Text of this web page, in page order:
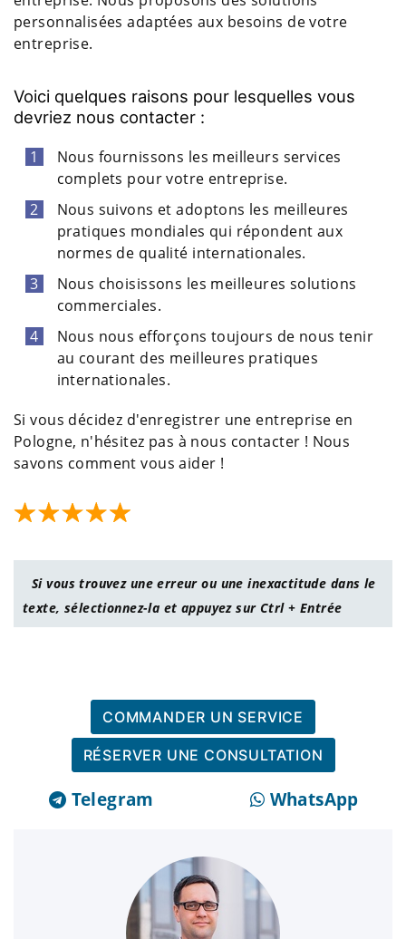
personnalisées adaptées aux besoins de votre
entreprise.
Voici quelques raisons pour lesquelles vous
devriez nous contacter :
Nous fournissons les meilleurs services
complets pour votre entreprise.
Nous suivons et adoptons les meilleures
pratiques mondiales qui répondent aux
normes de qualité internationales.
Nous choisissons les meilleures solutions
commerciales.
Nous nous efforçons toujours de nous tenir
au courant des meilleures pratiques
internationales.
Si vous décidez d'enregistrer une entreprise en
Pologne, n'hésitez pas à nous contacter ! Nous
savons comment vous aider !
Si vous trouvez une erreur ou une inexactitude dans le
texte, sélectionnez-la et appuyez sur Ctrl + Entrée
COMMANDER UN SERVICE
RÉSERVER UNE CONSULTATION
Telegram WhatsApp